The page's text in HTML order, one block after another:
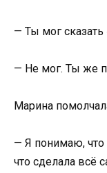
— Ты мог сказать
— Не мог. Ты же
Марина
— Я понимаю, что
что сделала всё